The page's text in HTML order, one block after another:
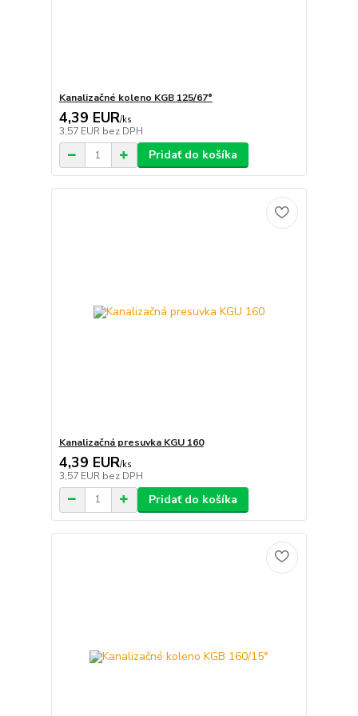
Kanalizačné koleno KGB 125/67°
4,39 EUR/ks
3,57 EUR bez DPH
Pridať do košíka
Kanalizačná presuvka KGU 160
4,39 EUR/ks
3,57 EUR bez DPH
Pridať do košíka